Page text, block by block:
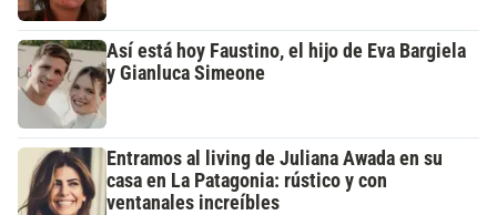
Así está hoy Faustino, el hijo de Eva Bargiela
y Gianluca Simeone
Entramos al living de Juliana Awada en su
casa en La Patagonia: rústico y con
ventanales increíbles